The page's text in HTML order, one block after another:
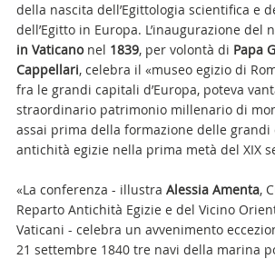
della nascita dell’Egittologia scientifica e
dell’Egitto in Europa. L’inaugurazione del
in Vaticano nel 1839, per volontà di Papa
Cappellari, celebra il «museo egizio di
fra le grandi capitali d’Europa, poteva
straordinario patrimonio millenario di
assai prima della formazione delle grandi
antichità egizie nella prima metà del XIX
«La conferenza - illustra Alessia Amenta,
Reparto Antichità Egizie e del Vicino
Vaticani - celebra un avvenimento
21 settembre 1840 tre navi della marina